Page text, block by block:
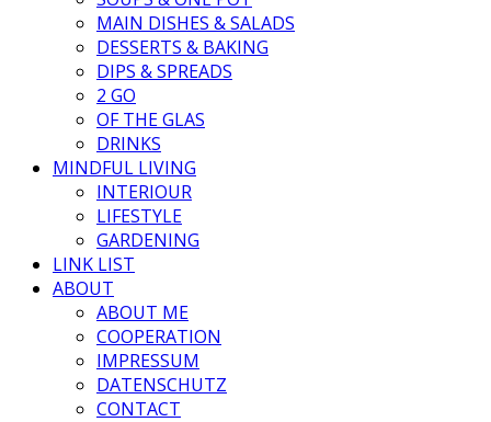
MAIN DISHES & SALADS
DESSERTS & BAKING
DIPS & SPREADS
2 GO
OF THE GLAS
DRINKS
MINDFUL LIVING
INTERIOUR
LIFESTYLE
GARDENING
LINK LIST
ABOUT
ABOUT ME
COOPERATION
IMPRESSUM
DATENSCHUTZ
CONTACT